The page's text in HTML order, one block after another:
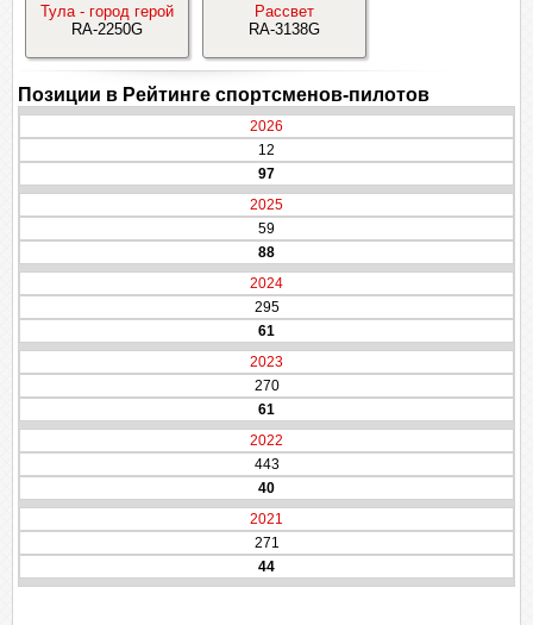
Тула - город герой
RA-2250G
Рассвет
RA-3138G
Позиции в Рейтинге спортсменов-пилотов
2026
12
97
2025
59
88
2024
295
61
2023
270
61
2022
443
40
2021
271
44